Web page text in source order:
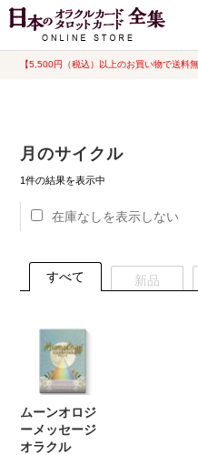
【5,500円（税込）以上のお買い物で送料
ナ
コ
オラクルカード
ルノルマンカード
トランプ
セット
希少品
書籍
カード関連グッズ
ホーム “月のサイクル”にタグ付け
月のサイクル
1件の結果を表示中
在庫なしを表示しない
すべて 新品
ムーンオロジ
ーメッセージ
オラクル